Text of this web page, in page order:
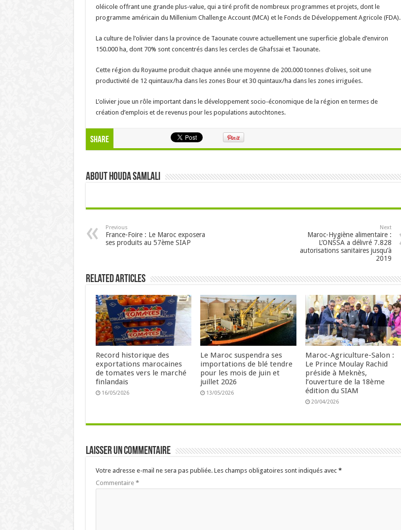
oléicole offrant une grande plus-value, qui a tiré profit de nombreux programmes et projets, dont le
programme américain du Millenium Challenge Account (MCA) et le Fonds de Développement Agricole (FDA).
La culture de l’olivier dans la province de Taounate couvre actuellement une superficie globale d’environ
150.000 ha, dont 70% sont concentrés dans les cercles de Ghafssai et Taounate.
Cette région du Royaume produit chaque année une moyenne de 200.000 tonnes d’olives, soit une
productivité de 12 quintaux/ha dans les zones Bour et 30 quintaux/ha dans les zones irriguées.
L’olivier joue un rôle important dans le développement socio-économique de la région en termes de
création d’emplois et de revenus pour les populations autochtones.
Share
About Houda samlali
Previous
France-Foire : Le Maroc exposera
ses produits au 57ème SIAP
Next
Maroc-Hygiène alimentaire :
L’ONSSA a délivré 7.828
autorisations sanitaires jusqu’à
2019
Related Articles
Record historique des
exportations marocaines
de tomates vers le marché
finlandais
16/05/2026
Le Maroc suspendra ses
importations de blé tendre
pour les mois de juin et
juillet 2026
13/05/2026
Maroc-Agriculture-Salon :
Le Prince Moulay Rachid
préside à Meknès,
l’ouverture de la 18ème
édition du SIAM
20/04/2026
Laisser un commentaire
Votre adresse e-mail ne sera pas publiée. Les champs obligatoires sont indiqués avec *
Commentaire *